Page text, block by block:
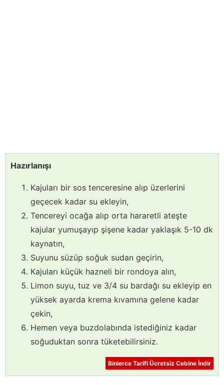
Hazırlanışı
Kajuları bir sos tenceresine alıp üzerlerini
geçecek kadar su ekleyin,
Tencereyi ocağa alıp orta hararetli ateşte
kajular yumuşayıp şişene kadar yaklaşık 5-10 dk
kaynatın,
Suyunu süzüp soğuk sudan geçirin,
Kajuları küçük hazneli bir rondoya alın,
Limon suyu, tuz ve 3/4 su bardağı su ekleyip en
yüksek ayarda krema kıvamına gelene kadar
çekin,
Hemen veya buzdolabında istediğiniz kadar
soğuduktan sonra tüketebilirsiniz.
Binlerce Tarifi Ücretsiz Cebine İndir